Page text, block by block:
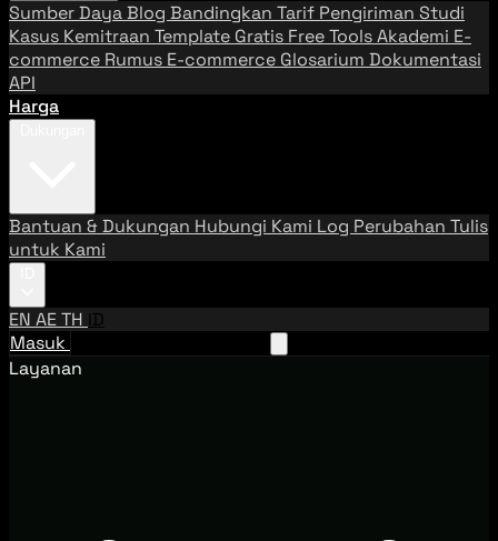
Sumber DayaBlog Bandingkan Tarif Pengiriman Studi
Kasus Kemitraan Template Gratis Free ToolsAkademi E-
commerce Rumus E-commerce Glosarium Dokumentasi
API
Harga
Bantuan & Dukungan Hubungi Kami Log Perubahan Tulis
untuk Kami
EN AETH ID
Masuk
Layanan